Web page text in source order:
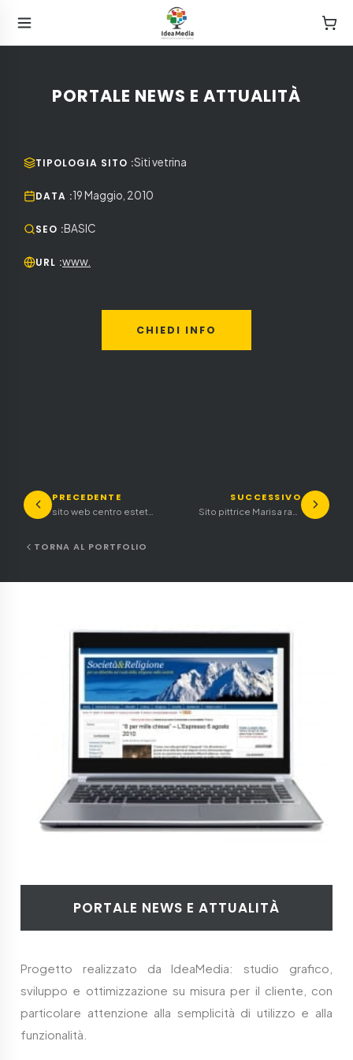
PORTALE NEWS E ATTUALITÀ
TIPOLOGIA SITO :Siti vetrina
DATA :19 Maggio, 2010
SEO :BASIC
URL :www.
CHIEDI INFO
PRECEDENTE
sito web centro estetica
SUCCESSIVO
Sito pittrice Marisa rampazzo
TORNA AL PORTFOLIO
PORTALE NEWS E ATTUALITÀ
Progetto realizzato da IdeaMedia: studio grafico,
sviluppo e ottimizzazione su misura per il cliente, con
particolare attenzione alla semplicità di utilizzo e alla
funzionalità.